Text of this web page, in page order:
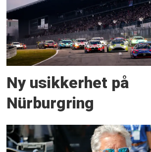
Ny usikkerhet på
Nürburgring